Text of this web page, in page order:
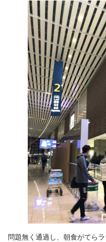
問題無く通過し、朝食がてら